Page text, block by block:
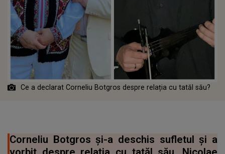
Ce a declarat Corneliu Botgros despre relația cu tatăl său?
Corneliu Botgros și-a deschis sufletul și a